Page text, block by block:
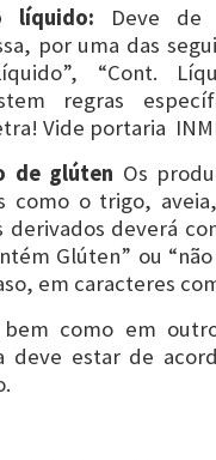
líquido: Deve de
por uma das
“Cont.
regras
Vide portaria
de glúten Os
como o trigo,
derivados deverá
Glúten” ou
em caracteres
bem como em
deve estar de